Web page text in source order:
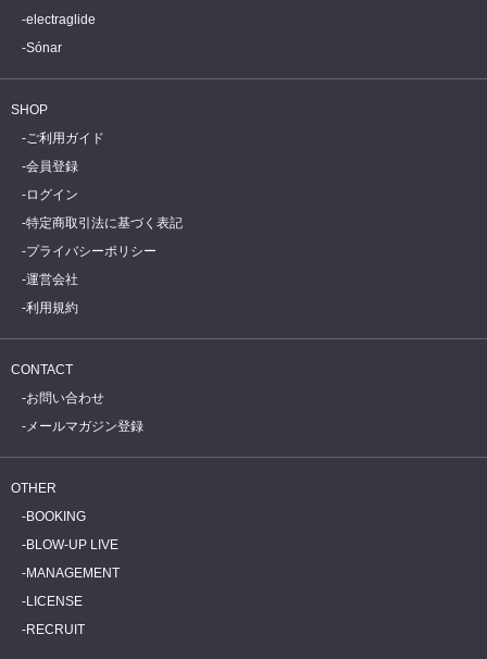
electraglide
Sónar
SHOP
ご利用ガイド
会員登録
ログイン
特定商取引法に基づく表記
プライバシーポリシー
運営会社
利用規約
CONTACT
お問い合わせ
メールマガジン登録
OTHER
BOOKING
BLOW-UP LIVE
MANAGEMENT
LICENSE
RECRUIT